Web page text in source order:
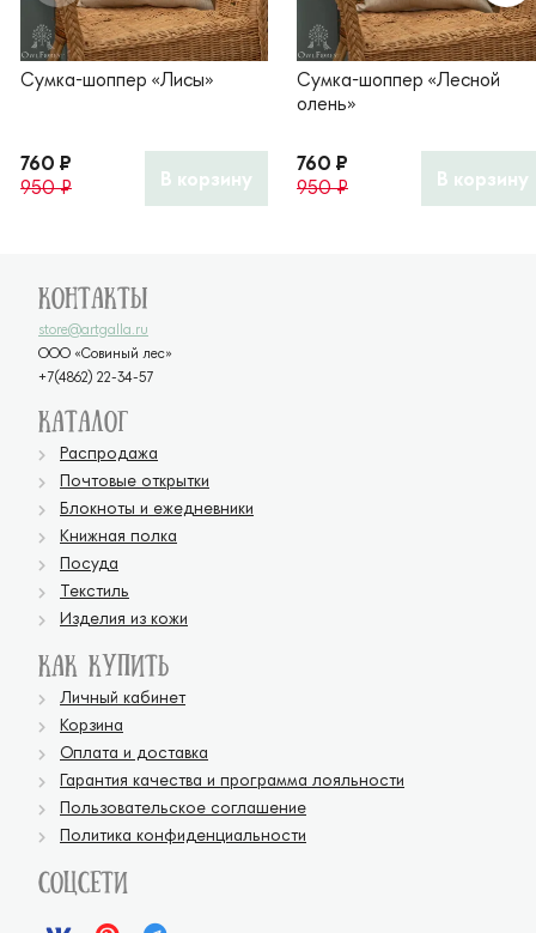
Сумка-шоппер «Лисы»
760 ₽
950 ₽
В корзину
Сумка-шоппер «Лесной
олень»
760 ₽
950 ₽
В корзину
Контакты
store@artgalla.ru
ООО «Совиный лес»
+7(4862) 22-34-57
Каталог
Распродажа
Почтовые открытки
Блокноты и ежедневники
Книжная полка
Посуда
Текстиль
Изделия из кожи
Как купить
Личный кабинет
Корзина
Оплата и доставка
Гарантия качества и программа лояльности
Пользовательское соглашение
Политика конфиденциальности
Соцсети